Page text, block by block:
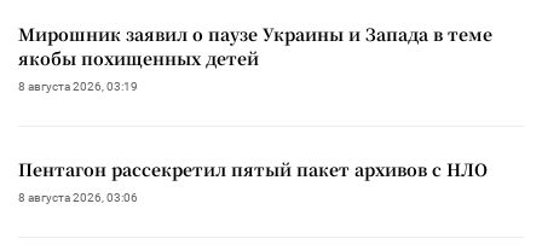
Мирошник заявил о паузе Украины и Запада в теме
якобы похищенных детей
8 августа 2026, 03:19
Пентагон рассекретил пятый пакет архивов с НЛО
8 августа 2026, 03:06